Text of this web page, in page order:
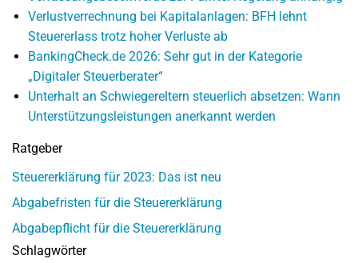
Verlustverrechnung bei Kapitalanlagen: BFH lehnt
Steuererlass trotz hoher Verluste ab
BankingCheck.de 2026: Sehr gut in der Kategorie
„Digitaler Steuerberater“
Unterhalt an Schwiegereltern steuerlich absetzen: Wann
Unterstützungsleistungen anerkannt werden
Ratgeber
Steuererklärung für 2023: Das ist neu
Abgabefristen für die Steuererklärung
Abgabepflicht für die Steuererklärung
Schlagwörter